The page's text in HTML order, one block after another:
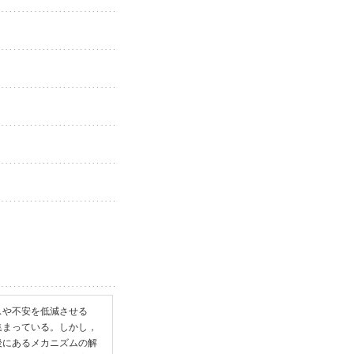
不安を低減させる
っている。しかし，
あるメカニズムの解